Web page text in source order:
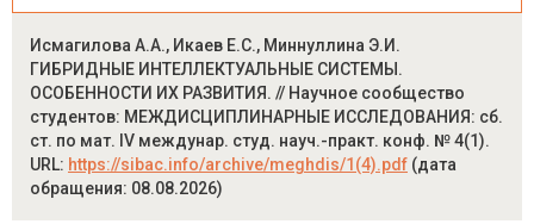
Исмагилова А.А., Икаев Е.С., Миннуллина Э.И.
ГИБРИДНЫЕ ИНТЕЛЛЕКТУАЛЬНЫЕ СИСТЕМЫ.
ОСОБЕННОСТИ ИХ РАЗВИТИЯ. // Научное сообщество
студентов: МЕЖДИСЦИПЛИНАРНЫЕ ИССЛЕДОВАНИЯ: сб.
ст. по мат. IV междунар. студ. науч.-практ. конф. № 4(1).
URL: https://sibac.info/archive/meghdis/1(4).pdf (дата
обращения: 08.08.2026)